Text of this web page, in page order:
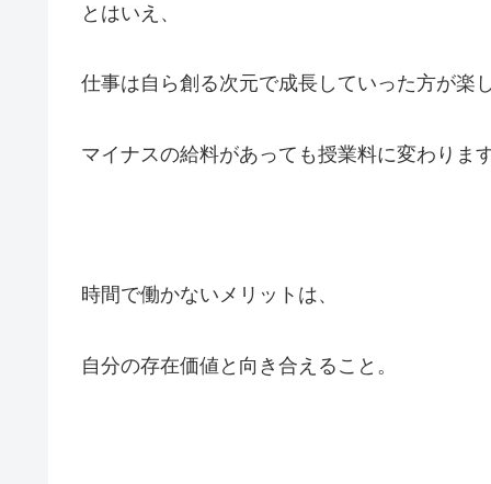
とはいえ、
仕事は自ら創る次元で成長していった方が楽
マイナスの給料があっても授業料に変わりま
時間で働かないメリットは、
自分の存在価値と向き合えること。